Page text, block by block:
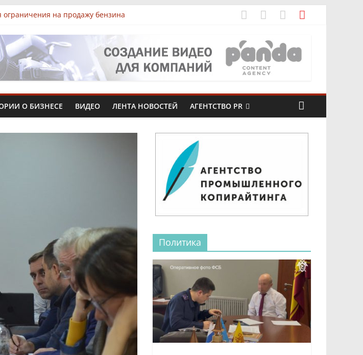
на продажу бензина
в одной локации
африканского сома втрое
млрд рублей в производство в Чебоксарах
О БИЗНЕСЕ ВИДЕО ЛЕНТА НОВОСТЕЙ АГЕНТСТВО PR
Политика